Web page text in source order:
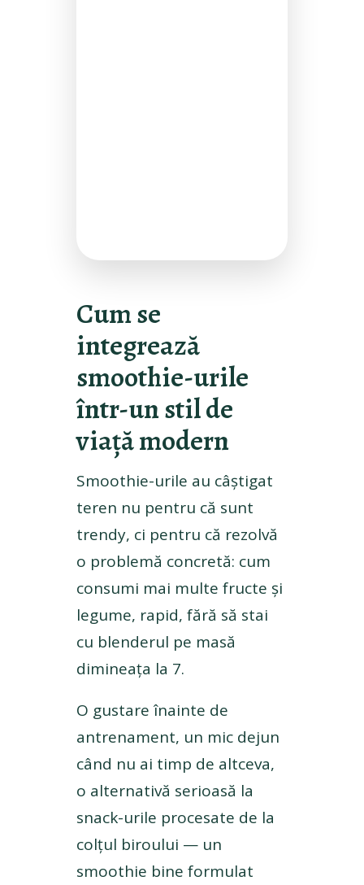
Cum se
integrează
smoothie-urile
într-un stil de
viață modern
Smoothie-urile au câștigat
teren nu pentru că sunt
trendy, ci pentru că rezolvă
o problemă concretă: cum
consumi mai multe fructe și
legume, rapid, fără să stai
cu blenderul pe masă
dimineața la 7.
O gustare înainte de
antrenament, un mic dejun
când nu ai timp de altceva,
o alternativă serioasă la
snack-urile procesate de la
colțul biroului — un
smoothie bine formulat